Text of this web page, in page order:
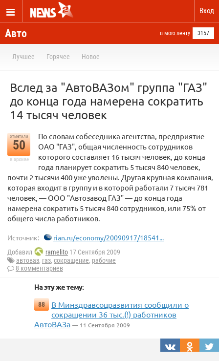
Вход
Авто в мою ленту 3157
Лучшее Горячее Новое
Вслед за "АвтоВАЗом" группа "ГАЗ"
до конца года намерена сократить
14 тысяч человек
отметили
50
в архиве
По словам собеседника агентства, предприятие
ОАО "ГАЗ", общая численность сотрудников
которого составляет 16 тысяч человек, до конца
года планирует сократить 5 тысяч 840 человек,
почти 2 тысячи 400 уже уволены. Другая крупная компания,
которая входит в группу и в которой работали 7 тысяч 781
человек, — ООО "Автозавод ГАЗ" — до конца года
намерена сократить 5 тысяч 840 сотрудников, или 75% от
общего числа работников.
Источник: rian.ru/economy/20090917/18541...
Добавил ramelito 17 Сентября 2009
автоваз, газ, сокращение, рабочие
8 комментариев
На эту же тему:
88
В Минздравсоцразвития сообщили о
сокращении 36 тыс.(!) работников
АвтоВАЗа — 11 Сентября 2009